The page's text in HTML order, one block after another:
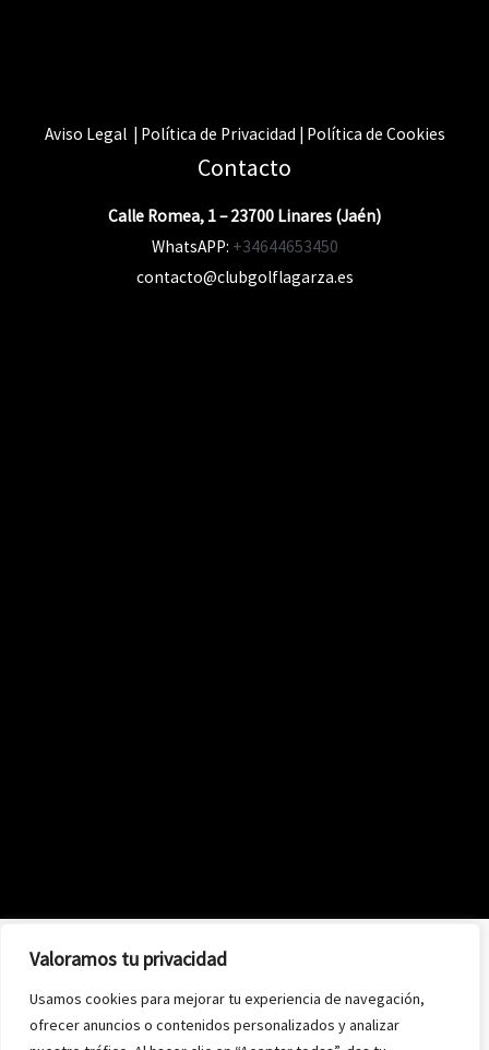
Valoramos tu privacidad
Usamos cookies para mejorar tu experiencia de navegación,
ofrecer anuncios o contenidos personalizados y analizar
Aviso Legal | Política de Privacidad | Política de Cookies
Contacto
Calle Romea, 1 – 23700 Linares (Jaén)
WhatsAPP: +34644653450
contacto@clubgolflagarza.es